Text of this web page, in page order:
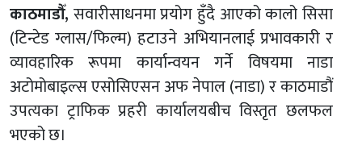
काठमाडौँ, सवारीसाधनमा प्रयोग हुँदै आएको कालो सिसा
(टिन्टेड ग्लास/फिल्म) हटाउने अभियानलाई प्रभावकारी र
व्यावहारिक रूपमा कार्यान्वयन गर्ने विषयमा नाडा
अटोमोबाइल्स एसोसिएसन अफ नेपाल (नाडा) र काठमाडौं
उपत्यका ट्राफिक प्रहरी कार्यालयबीच विस्तृत छलफल